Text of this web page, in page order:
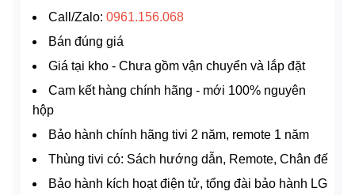
Call/Zalo: 0961.156.068
Bán đúng giá
Giá tại kho - Chưa gồm vận chuyển và lắp đặt
Cam kết hàng chính hãng - mới 100% nguyên
hộp
Bảo hành chính hãng tivi 2 năm, remote 1 năm
Thùng tivi có: Sách hướng dẫn, Remote, Chân đế
Bảo hành kích hoạt điện tử, tổng đài bảo hành LG